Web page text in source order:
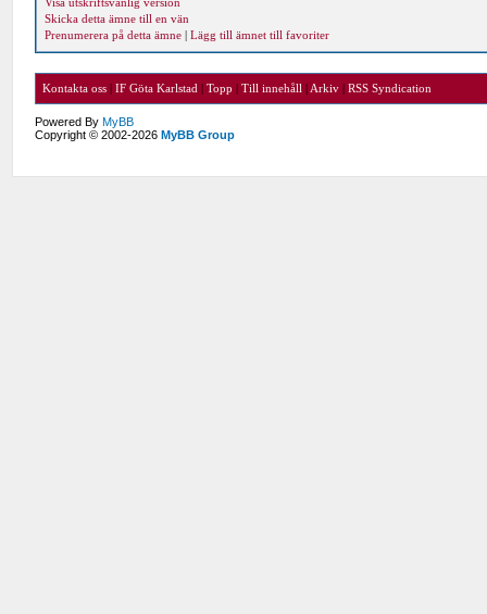
Skicka detta ämne till en vän
Prenumerera på detta ämne |Lägg till ämnet till favoriter
Kontakta oss |IF Göta Karlstad |Topp |Till innehåll | Arkiv |RSS Syndication
Powered ByMyBB
Copyright © 2002-2026MyBB Group